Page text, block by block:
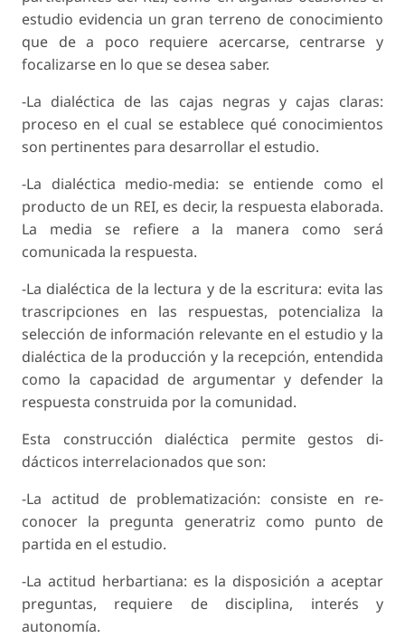
estudio evidencia un gran terreno de co­nocimiento
que de a poco requiere acercarse, centrarse y
focalizarse en lo que se desea saber.
-La dialéctica de las cajas negras y cajas claras:
proceso en el cual se establece qué conocimien­tos
son pertinentes para desarrollar el estudio.
-La dialéctica medio-media: se entiende como el
producto de un REI, es decir, la respuesta ela­borada.
La media se refiere a la manera como será
comunicada la respuesta.
-La dialéctica de la lectura y de la escritura: evita las
trascripciones en las respuestas, potencializa la
selección de información relevante en el estudio y la
dialéctica de la producción y la recepción, entendida
como la capacidad de argumentar y defender la
respuesta construida por la comunidad.
Esta construcción dialéctica permite gestos di­
dácticos interrelacionados que son:
-La actitud de problematización: consiste en re­
conocer la pregunta generatriz como punto de
partida en el estudio.
-La actitud herbartiana: es la disposición a acep­tar
preguntas, requiere de disciplina, interés y
autonomía.